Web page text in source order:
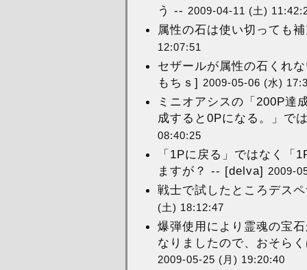
う -- 2009-04-11 (土)
属性の石は使い切っても
12:07:51
セザールが属性の石くれ
もちｓ] 2009-05-06 (水)
ミニオアシスの「200P達
成すると0Pになる。」で
08:40:25
「1Pに戻る」ではなく「
ますが？ -- [delva] 2009-
戦士で試したところデス
(土) 18:12:47
爆弾使用により霊魂の
なりましたので、おそら
2009-05-25 (月) 19:20:40